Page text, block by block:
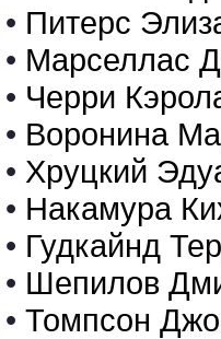
• Питерс
• Марселлас
• Черри
• Воронина
• Хруцкий
• Накамура
• Гудкайнд
• Шепилов
• Томпсон